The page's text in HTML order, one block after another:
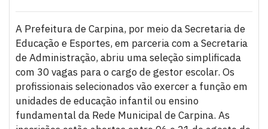
A Prefeitura de Carpina, por meio da Secretaria de
Educação e Esportes, em parceria com a Secretaria
de Administração, abriu uma seleção simplificada
com 30 vagas para o cargo de gestor escolar. Os
profissionais selecionados vão exercer a função em
unidades de educação infantil ou ensino
fundamental da Rede Municipal de Carpina. As